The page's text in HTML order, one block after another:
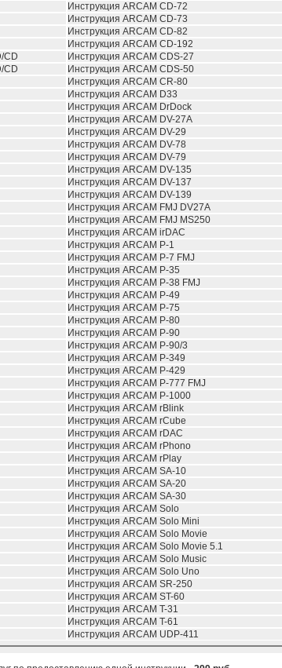
Инструкция ARCAM CD-72
Инструкция ARCAM CD-73
Инструкция ARCAM CD-82
Инструкция ARCAM CD-192
CD
Инструкция ARCAM CDS-27
CD
Инструкция ARCAM CDS-50
Инструкция ARCAM CR-80
Инструкция ARCAM D33
Инструкция ARCAM DrDock
Инструкция ARCAM DV-27A
Инструкция ARCAM DV-29
Инструкция ARCAM DV-78
Инструкция ARCAM DV-79
Инструкция ARCAM DV-135
Инструкция ARCAM DV-137
Инструкция ARCAM DV-139
Инструкция ARCAM FMJ DV27A
Инструкция ARCAM FMJ MS250
Инструкция ARCAM irDAC
Инструкция ARCAM P-1
Инструкция ARCAM P-7 FMJ
Инструкция ARCAM P-35
Инструкция ARCAM P-38 FMJ
Инструкция ARCAM P-49
Инструкция ARCAM P-75
Инструкция ARCAM P-80
Инструкция ARCAM P-90
Инструкция ARCAM P-90/3
Инструкция ARCAM P-349
Инструкция ARCAM P-429
Инструкция ARCAM P-777 FMJ
Инструкция ARCAM P-1000
Инструкция ARCAM rBlink
Инструкция ARCAM rCube
Инструкция ARCAM rDAC
Инструкция ARCAM rPhono
Инструкция ARCAM rPlay
Инструкция ARCAM SA-10
Инструкция ARCAM SA-20
Инструкция ARCAM SA-30
Инструкция ARCAM Solo
Инструкция ARCAM Solo Mini
Инструкция ARCAM Solo Movie
Инструкция ARCAM Solo Movie 5.1
Инструкция ARCAM Solo Music
Инструкция ARCAM Solo Uno
Инструкция ARCAM SR-250
Инструкция ARCAM ST-60
Инструкция ARCAM T-31
Инструкция ARCAM T-61
Инструкция ARCAM UDP-411